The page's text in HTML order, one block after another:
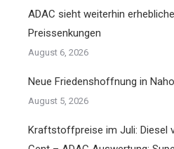
ADAC sieht weiterhin
Preissenkungen
August 6, 2026
Neue Friedenshoffnung in
August 5, 2026
Kraftstoffpreise im Juli: Diesel